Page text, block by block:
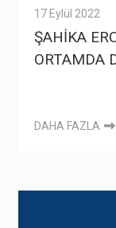
17 Eylül 2022
ŞAHİKA
ORTAMDA
DAHA FAZLA